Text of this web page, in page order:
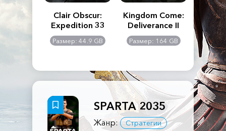
Creed
Clair Obscur:
Expedition 33
Размер: 44.9 GB
Kingdom Come:
Deliverance II
Размер: 164 GB
The
SPARTA 2035
Жанр: Стратегии